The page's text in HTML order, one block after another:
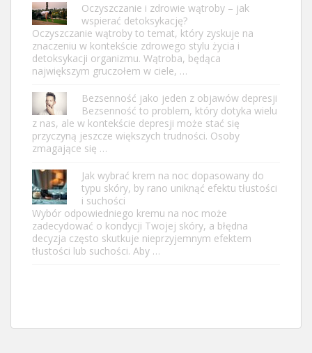
Oczyszczanie i zdrowie wątroby – jak
wspierać detoksykację?
Oczyszczanie wątroby to temat, który zyskuje na
znaczeniu w kontekście zdrowego stylu życia i
detoksykacji organizmu. Wątroba, będąca
największym gruczołem w ciele, …
Bezsenność jako jeden z objawów depresji
Bezsenność to problem, który dotyka wielu
z nas, ale w kontekście depresji może stać się
przyczyną jeszcze większych trudności. Osoby
zmagające się …
Jak wybrać krem na noc dopasowany do
typu skóry, by rano uniknąć efektu tłustości
i suchości
Wybór odpowiedniego kremu na noc może
zadecydować o kondycji Twojej skóry, a błędna
decyzja często skutkuje nieprzyjemnym efektem
tłustości lub suchości. Aby …